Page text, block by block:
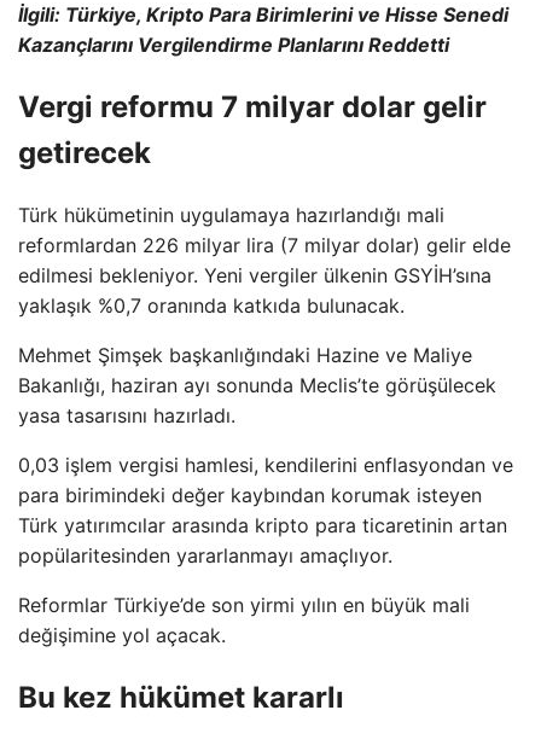
İlgili: Türkiye, Kripto Para Birimlerini ve Hisse Senedi
Kazançlarını Vergilendirme Planlarını Reddetti
Vergi reformu 7 milyar dolar gelir
getirecek
Türk hükümetinin uygulamaya hazırlandığı mali
reformlardan 226 milyar lira (7 milyar dolar) gelir elde
edilmesi bekleniyor. Yeni vergiler ülkenin GSYİH’sına
yaklaşık %0,7 oranında katkıda bulunacak.
Mehmet Şimşek başkanlığındaki Hazine ve Maliye
Bakanlığı, haziran ayı sonunda Meclis’te görüşülecek
yasa tasarısını hazırladı.
0,03 işlem vergisi hamlesi, kendilerini enflasyondan ve
para birimindeki değer kaybından korumak isteyen
Türk yatırımcılar arasında kripto para ticaretinin artan
popülaritesinden yararlanmayı amaçlıyor.
Reformlar Türkiye’de son yirmi yılın en büyük mali
değişimine yol açacak.
Bu kez hükümet kararlı